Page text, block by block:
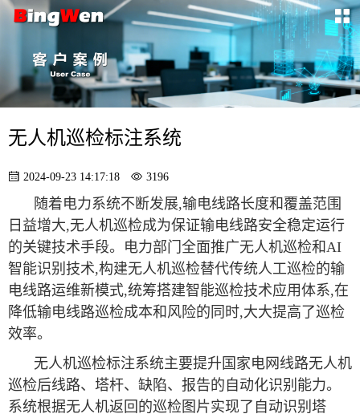
无人机巡检标注系统
2024-09-23 14:17:18 3196
随着电力系统不断发展,输电线路长度和覆盖范围
日益增大,无人机巡检成为保证输电线路安全稳定运行
的关键技术手段。电力部门全面推广无人机巡检和AI
智能识别技术,构建无人机巡检替代传统人工巡检的输
电线路运维新模式,统筹搭建智能巡检技术应用体系,在
降低输电线路巡检成本和风险的同时,大大提高了巡检
效率。
无人机巡检标注系统主要提升国家电网线路无人机
巡检后线路、塔杆、缺陷、报告的自动化识别能力。
系统根据无人机返回的巡检图片实现了自动识别塔